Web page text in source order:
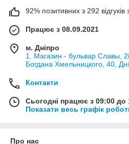
92% позитивних з 292 відгуків
Працює з 08.09.2021
м. Дніпро
1. Магазин - бульвар Славы,
Богдана Хмельницкого, 40,
Контакти
Сьогодні працює з 09:00 до
Показати весь графік
Про нас